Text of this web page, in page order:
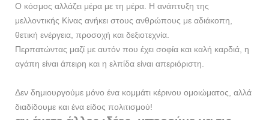
Ο κόσμος αλλάζει μέρα με τη μέρα. Η ανάπτυξη της
μελλοντικής Κίνας ανήκει στους ανθρώπους με αδιάκοπη,
θετική ενέργεια, προσοχή και δεξιοτεχνία.
Περπατώντας μαζί με αυτόν που έχει σοφία και καλή καρδιά, η
αγάπη είναι άπειρη και η ελπίδα είναι απεριόριστη.
Δεν δημιουργούμε μόνο ένα κομμάτι κέρινου ομοιώματος, αλλά
διαδίδουμε και ένα είδος πολιτισμού!